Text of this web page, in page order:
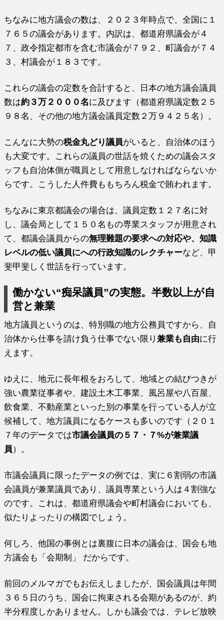
ちなみに地方議会の数は、２０２３年時点で、全国に１
７６５の議会があります。内訳は、都道府県議会が４
７、政令指定都市を含む市議会が７９２、町議会が７４
３、村議会が１８３です。
これらの議会の定数を合計すると、日本の地方議会議員
数は約３万２０００名に及びます（都道府県議定数２５
９８名、その他の地方議会議員定数２万９４２５名）。
こんなに大勢の税金丸どり議員がいると、自治体のほう
も大変です。これらの議員の世話を焼くための議会スタ
ッフも自治体側が職員として用意しなければならないか
らです。こうした人件費ももちろん税金で賄われます。
ちなみに東京都議会の場合は、議員定数１２７名に対
し、議会局として１５０名もの専業スタッフが用意され
て、都議会議員からの無理難題の要求への対応や、知識
レベルの低い議員にへの行政知識のレクチャーなど、甲
斐甲斐しく世話を行っています。
働かない“痴呆議員”の実態。半数以上が自
営と兼業
地方議員というのは、特別職の地方公務員ですから、自
治体から仕事を請け負う仕事でない限り兼業も自由に行
えます。
ゆえに、地元に長年根をおろして、地域との結びつきが
強い農業従事者や、建設土木工事業、風呂屋や八百屋、
飲食業、不動産業といった別の事業を行っている人が立
候補して、地方議員になるケースも多いのです（２０１
７年のデータでは市議会議員の５７・７%が兼業議
員）。
市議会議員に限ったデータの例では、実に６割弱の市議
会議員が兼業議員であり、議員専業という人は４割強な
のです。これは、都道府県議会や町村議会においても、
似たりよったりの構図でしょう。
何しろ、他国の事例とは裏腹に日本の議会は、国会も地
方議会も「会期制」 だからです。
前回のメルマガでもお伝えしましたが、国会議員は年間
３６５日のうち、国会に拘束される会期があるのが、約
半分程度しかありません。しかも議会では、テレビ放映